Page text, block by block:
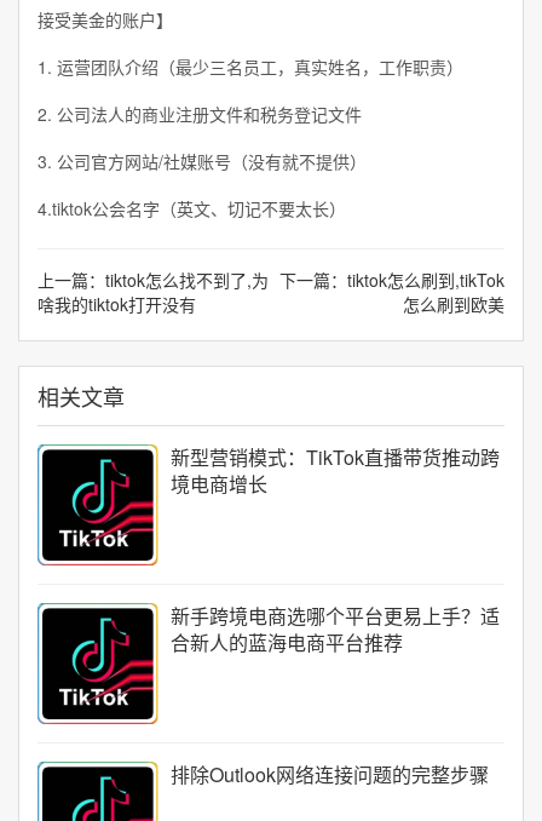
接受美金的账户】
1. 运营团队介绍（最少三名员工，真实姓名，工作职责）
2. 公司法人的商业注册文件和税务登记文件
3. 公司官方网站/社媒账号（没有就不提供）
4.tiktok公会名字（英文、切记不要太长）
上一篇： tiktok怎么找不到了,为
啥我的tiktok打开没有
下一篇： tiktok怎么刷到,tikTok
怎么刷到欧美
相关文章
新型营销模式：TikTok直播带货推动跨
境电商增长
新手跨境电商选哪个平台更易上手？适
合新人的蓝海电商平台推荐
排除Outlook网络连接问题的完整步骤